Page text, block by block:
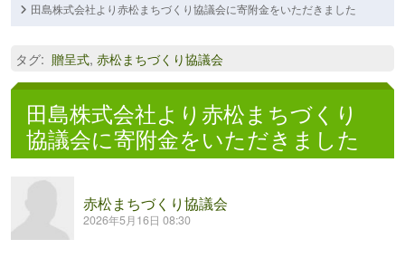
田島株式会社より赤松まちづくり協議会に寄附金をいただきました
タグ: 贈呈式, 赤松まちづくり協議会
田島株式会社より赤松まちづくり
協議会に寄附金をいただきました
赤松まちづくり協議会
2026年5月16日 08:30